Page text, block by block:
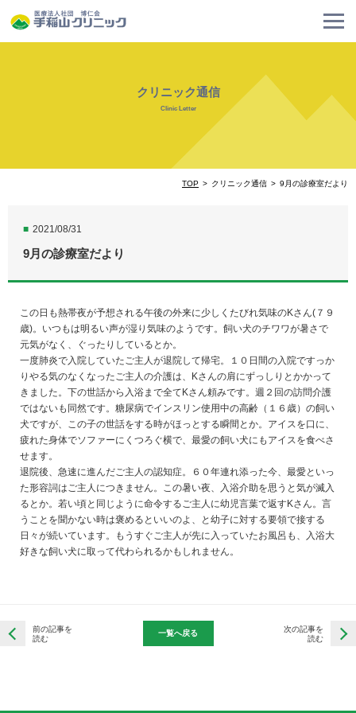
クリニック通信
Clinic Letter
TOP クリニック通信 9月の診療室だより
■ 2021/08/31
9月の診療室だより
この日も熱帯夜が予想される午後の外来に少しくたびれ気味のKさん(７９
歳)。いつもは明るい声が湿り気味のようです。飼い犬のチワワが暑さで
元気がなく、ぐったりしているとか。
一度肺炎で入院していたご主人が退院して帰宅。１０日間の入院ですっか
りやる気のなくなったご主人の介護は、Kさんの肩にずっしりとかかって
きました。下の世話から入浴まで全てKさん頼みです。週２回の訪問介護
ではないも同然です。糖尿病でインスリン使用中の高齢（１６歳）の飼い
犬ですが、この子の世話をする時がほっとする瞬間とか。アイスを口に、
疲れた身体でソファーにくつろぐ横で、最愛の飼い犬にもアイスを食べさ
せます。
退院後、急速に進んだご主人の認知症。６０年連れ添った今、最愛といっ
た形容詞はご主人につきません。この暑い夜、入浴介助を思うと気が滅入
るとか。若い頃と同じように命令するご主人に幼児言葉で返すKさん。言
うことを聞かない時は褒めるといいのよ、と幼子に対する要領で接する
日々が続いています。もうすぐご主人が先に入っていたお風呂も、入浴大
好きな飼い犬に取って代わられるかもしれません。
前の記事を
読む
一覧へ戻る
次の記事を
読む